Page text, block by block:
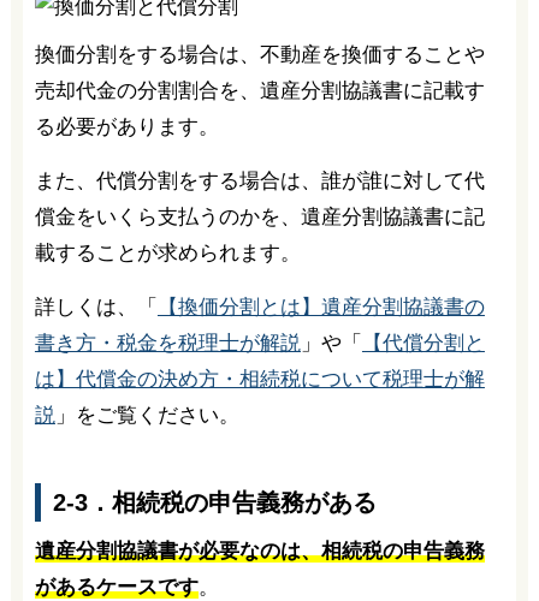
換価分割をする場合は、不動産を換価することや
売却代金の分割割合を、遺産分割協議書に記載す
る必要があります。
また、代償分割をする場合は、誰が誰に対して代
償金をいくら支払うのかを、遺産分割協議書に記
載することが求められます。
詳しくは、「
【換価分割とは】遺産分割協議書の
書き方・税金を税理士が解説」や「
【代償分割と
は】代償金の決め方・相続税について税理士が解
説」をご覧ください。
2-3．相続税の申告義務がある
遺産分割協議書が必要なのは、相続税の申告義務
があるケースです。